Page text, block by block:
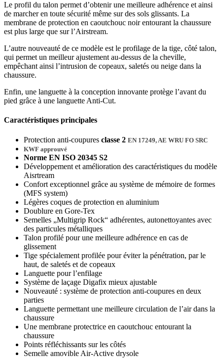
Le profil du talon permet d’obtenir une meilleure adhérence et ainsi
de marcher en toute sécurité même sur des sols glissants. La
membrane de protection en caoutchouc noir entourant la chaussure
est plus large que sur l’Airstream.
L’autre nouveauté de ce modèle est le profilage de la tige, côté talon,
qui permet un meilleur ajustement au-dessus de la cheville,
empêchant ainsi l’intrusion de copeaux, saletés ou neige dans la
chaussure.
Enfin, une languette à la conception innovante protège l’avant du
pied grâce à une languette Anti-Cut.
Caractéristiques principales
Protection anti-coupures classe 2 EN 17249, AE WRU FO SRC
KWF approuvé
Norme EN ISO 20345 S2
Développement et amélioration des caractéristiques du modèle
Aisrtream
Confort exceptionnel grâce au système de mémoire de formes
(MFS system)
Légères coques de protection en aluminium
Doublure en Gore-Tex
Semelles „Multigrip Rock“ adhérentes, autonettoyantes avec
des particules métalliques
Talon profilé pour une meilleure adhérence en cas de
glissement
Tige spécialement profilée pour éviter la pénétration, par le
haut, de saletés et de copeaux
Languette pour l’enfilage
Système de laçage Digafix mieux ajustable
Nouveauté : système de protection anti-coupures en deux
parties
Languette permettant une meilleure circulation de l’air dans la
chaussure
Une membrane protectrice en caoutchouc entourant la
chaussure
Points réfléchissants sur les côtés
Semelle amovible Air-Active drysole